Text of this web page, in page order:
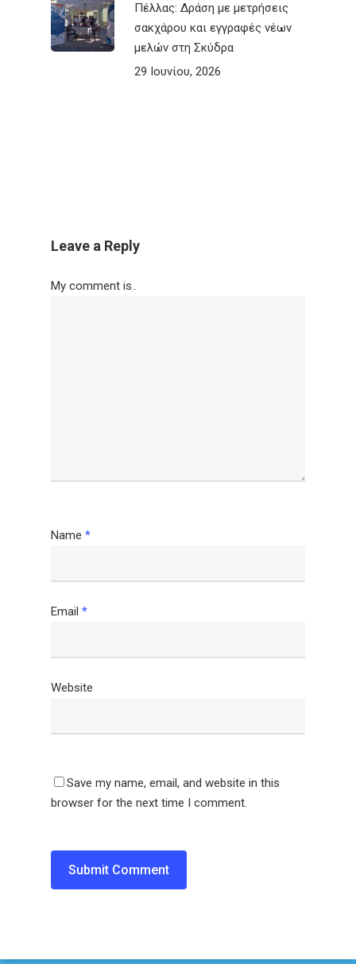
Πέλλας: Δράση με μετρήσεις
σακχάρου και εγγραφές νέων
μελών στη Σκύδρα
29 Ιουνίου, 2026
Leave a Reply
My comment is..
Name *
Email *
Website
Save my name, email, and website in this
browser for the next time I comment.